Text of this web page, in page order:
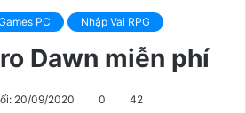
PC Nhập Vai RPG
Dawn miễn phí
20/09/2020 0 42